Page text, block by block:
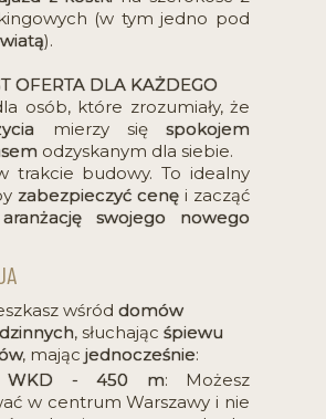
wśród domów
, słuchając śpiewu
, mając jednocześnie:
WKD - 450 m: Możesz
w centrum Warszawy i nie
(w tym jedno pod
).
OFERTA DLA KAŻDEGO
osób, które zrozumiały, że
mierzy się spokojem
odzyskanym dla siebie.
trakcie budowy. To idealny
zabezpieczyć cenę i zacząć
aranżację swojego nowego